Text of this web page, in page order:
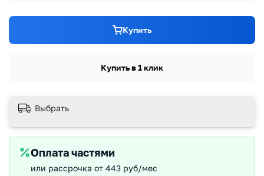
Купить
Купить в 1 клик
Выбрать
Оплата частями
или рассрочка от 443 руб/мес